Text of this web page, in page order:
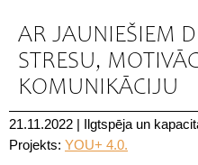
AR JAUNIEŠIEM
STRESU,
KOMUNIKĀCIJU
21.11.2022 | Ilgtspēja un
Projekts: YOU+ 4.0.